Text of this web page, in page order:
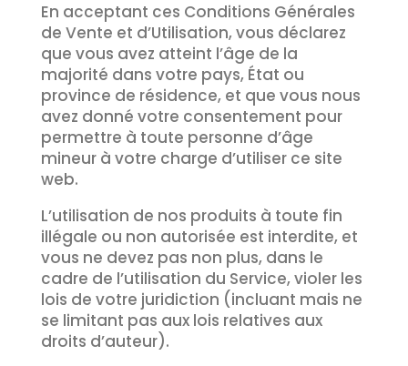
En acceptant ces Conditions Générales
de Vente et d’Utilisation, vous déclarez
que vous avez atteint l’âge de la
majorité dans votre pays, État ou
province de résidence, et que vous nous
avez donné votre consentement pour
permettre à toute personne d’âge
mineur à votre charge d’utiliser ce site
web.
L’utilisation de nos produits à toute fin
illégale ou non autorisée est interdite, et
vous ne devez pas non plus, dans le
cadre de l’utilisation du Service, violer les
lois de votre juridiction (incluant mais ne
se limitant pas aux lois relatives aux
droits d’auteur).